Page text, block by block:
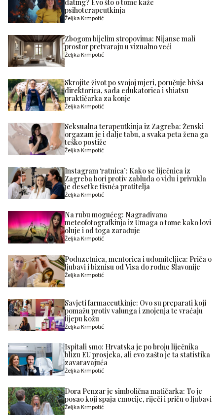
dating? Evo što o tome kaže
psihoterapeutkinja
Željka Krmpotić
Zbogom bijelim stropovima: Nijanse mali
prostor pretvaraju u vizualno veći
Željka Krmpotić
Skrojite život po svojoj mjeri, poručuje bivša
direktorica, sada edukatorica i shiatsu
praktičarka za konje
Željka Krmpotić
Seksualna terapeutkinja iz Zagreba: Ženski
orgazam je i dalje tabu, a svaka peta žena ga
teško postiže
Željka Krmpotić
Instagram ‘ratnica’: Kako se liječnica iz
Zagreba bori protiv zabluda o vidu i privukla
je desetke tisuća pratitelja
Željka Krmpotić
Na rubu mogućeg: Nagrađivana
meteofotografkinja iz Umaga o tome kako lovi
oluje i od toga zarađuje
Željka Krmpotić
Poduzetnica, mentorica i udomiteljica: Priča o
ljubavi i biznisu od Visa do rodne Slavonije
Željka Krmpotić
Savjeti farmaceutkinje: Ovo su preparati koji
pomažu protiv valunga i znojenja te vraćaju
lijepu kožu
Željka Krmpotić
Ispitali smo: Hrvatska je po broju liječnika
blizu EU prosjeka, ali evo zašto je ta statistika
zavaravajuća
Željka Krmpotić
Dora Penzar je simbolična matičarka: To je
posao koji spaja emocije, riječi i priču o ljubavi
Željka Krmpotić